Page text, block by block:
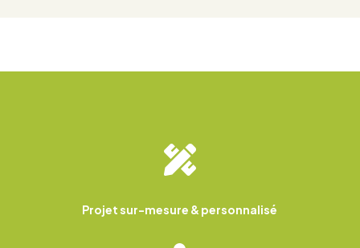

Projet sur-mesure & personnalisé